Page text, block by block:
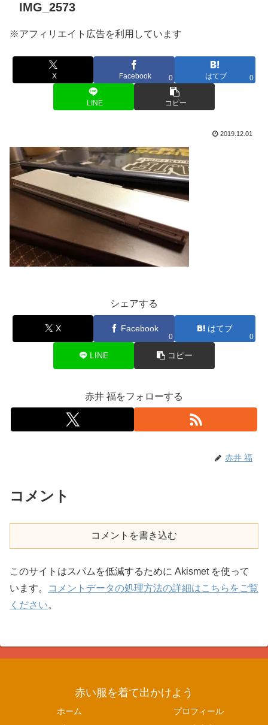
IMG_2573
※アフィリエイト広告を利用しています
X Facebook 0 はてブ 0
LINE コピー
2019.12.01
シェアする
X Facebook
0
はてブ
0
LINE コピー
赤井 福をフォローする
赤井 福
コメント
コメントを書き込む
このサイトはスパムを低減するために Akismet を使って
います。
コメントデータの処理方法の詳細はこちらをご覧
ください。
赤い服を着て出かけよう
ホーム
プロフィール